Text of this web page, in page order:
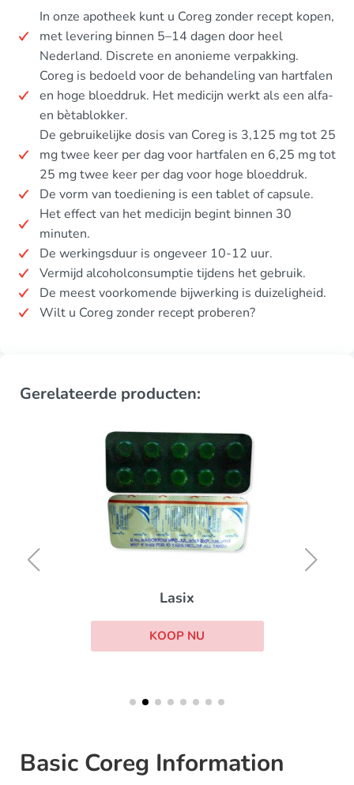
In onze apotheek kunt u Coreg zonder recept kopen,
met levering binnen 5–14 dagen door heel
Nederland. Discrete en anonieme verpakking.
Coreg is bedoeld voor de behandeling van hartfalen
en hoge bloeddruk. Het medicijn werkt als een alfa-
en bètablokker.
De gebruikelijke dosis van Coreg is 3,125 mg tot 25
mg twee keer per dag voor hartfalen en 6,25 mg tot
25 mg twee keer per dag voor hoge bloeddruk.
De vorm van toediening is een tablet of capsule.
Het effect van het medicijn begint binnen 30
minuten.
De werkingsduur is ongeveer 10-12 uur.
Vermijd alcoholconsumptie tijdens het gebruik.
De meest voorkomende bijwerking is duizeligheid.
Wilt u Coreg zonder recept proberen?
Gerelateerde producten:
Lasix
KOOP NU
Basic Coreg Information